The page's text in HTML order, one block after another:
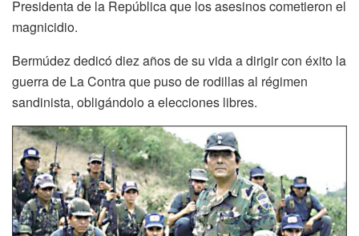
Presidenta de la República que los asesinos cometieron el
magnicidio.
Bermúdez dedicó diez años de su vida a dirigir con éxito la
guerra de La Contra que puso de rodillas al régimen
sandinista, obligándolo a elecciones libres.